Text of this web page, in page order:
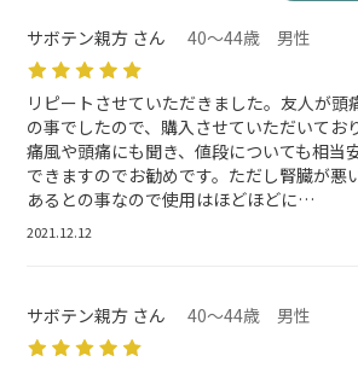
サボテン親方 さん 40～44歳 男性
リピートさせていただきました。友人が頭
の事でしたので、購入させていただいてお
痛風や頭痛にも聞き、値段についても相当
できますのでお勧めです。ただし腎臓が悪
あるとの事なので使用はほどほどに…
2021.12.12
サボテン親方 さん 40～44歳 男性